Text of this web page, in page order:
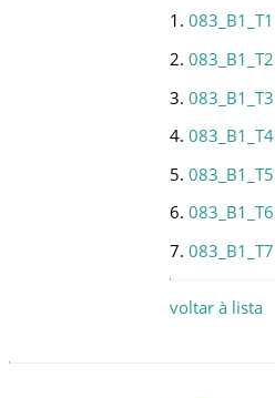
1. 083_B1_T1
2. 083_B1_T2
3. 083_B1_T3
4. 083_B1_T4
5. 083_B1_T5
6. 083_B1_T6
7. 083_B1_T7
voltar à lista